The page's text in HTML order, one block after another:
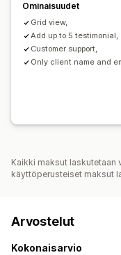
Ominaisuudet
Grid view,
Add up to 5 testimonial,
Customer support,
Only client name and
Kaikki maksut laskutetaan
käyttöperusteiset maksut
Arvostelut
Kokonaisarvio